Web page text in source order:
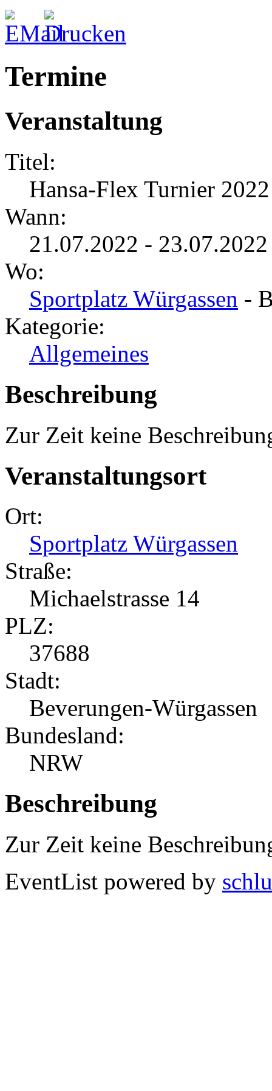
Termine
Veranstaltung
Titel:
Hansa-Flex Turnier 2022
Wann:
21.07.2022 - 23.07.2022
Wo:
Sportplatz Würgassen -
Kategorie:
Allgemeines
Beschreibung
Zur Zeit keine
Veranstaltungsort
Ort:
Sportplatz Würgassen
Straße:
Michaelstrasse 14
PLZ:
37688
Stadt:
Beverungen-Würgassen
Bundesland:
NRW
Beschreibung
Zur Zeit keine
EventList powered by